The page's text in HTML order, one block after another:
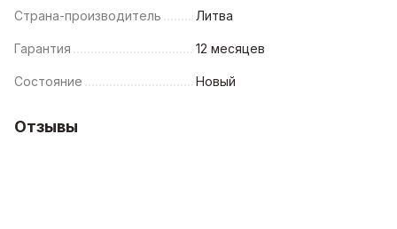
Страна-производитель Литва
Гарантия 12 месяцев
Состояние Новый
Отзывы